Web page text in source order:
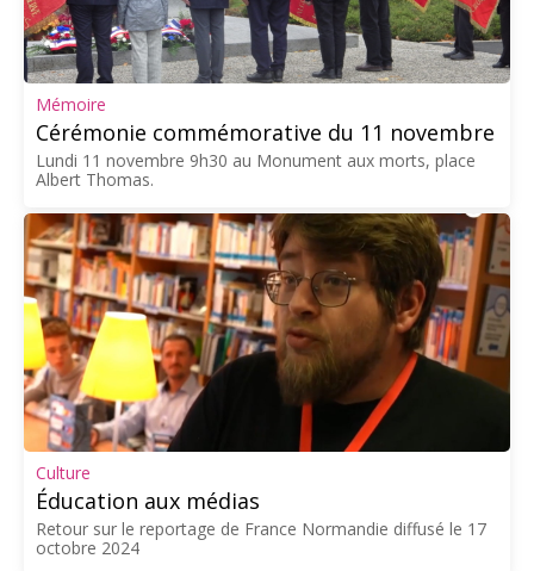
Mémoire
Cérémonie commémorative du 11 novembre
Lundi 11 novembre 9h30 au Monument aux morts, place
Albert Thomas.
Culture
Éducation aux médias
Retour sur le reportage de France Normandie diffusé le 17
octobre 2024